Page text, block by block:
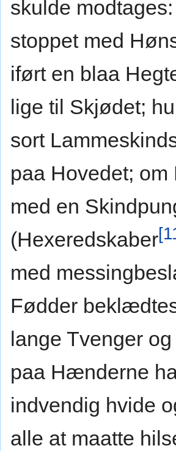
skulde
stoppet med
iført en blaa
lige til Skjødet;
sort
paa Hovedet;
med en
(Hexeredskaber
med
Fødder
lange Tvenger
paa Hænderne
indvendig hvide
alle at maatte